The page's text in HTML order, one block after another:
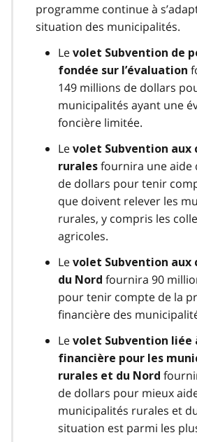
programme continue à
situation des municipalités.
Le volet Subvention de
fondée sur l’évaluation
149 millions de dollars
municipalités ayant une
foncière limitée.
Le volet Subvention
rurales fournira une aide
de dollars pour tenir
que doivent relever les
rurales, y compris les
agricoles.
Le volet Subvention
du Nord fournira 90
pour tenir compte de la
financière des
Le volet Subvention liée
financière pour les
rurales et du Nord
de dollars pour mieux
municipalités rurales et
situation est parmi les